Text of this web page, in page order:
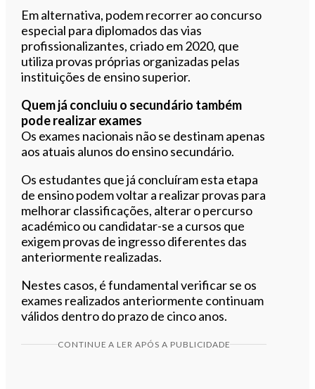
Em alternativa, podem recorrer ao concurso
especial para diplomados das vias
profissionalizantes, criado em 2020, que
utiliza provas próprias organizadas pelas
instituições de ensino superior.
Quem já concluiu o secundário também
pode realizar exames
Os exames nacionais não se destinam apenas
aos atuais alunos do ensino secundário.
Os estudantes que já concluíram esta etapa
de ensino podem voltar a realizar provas para
melhorar classificações, alterar o percurso
académico ou candidatar-se a cursos que
exigem provas de ingresso diferentes das
anteriormente realizadas.
Nestes casos, é fundamental verificar se os
exames realizados anteriormente continuam
válidos dentro do prazo de cinco anos.
CONTINUE A LER APÓS A PUBLICIDADE